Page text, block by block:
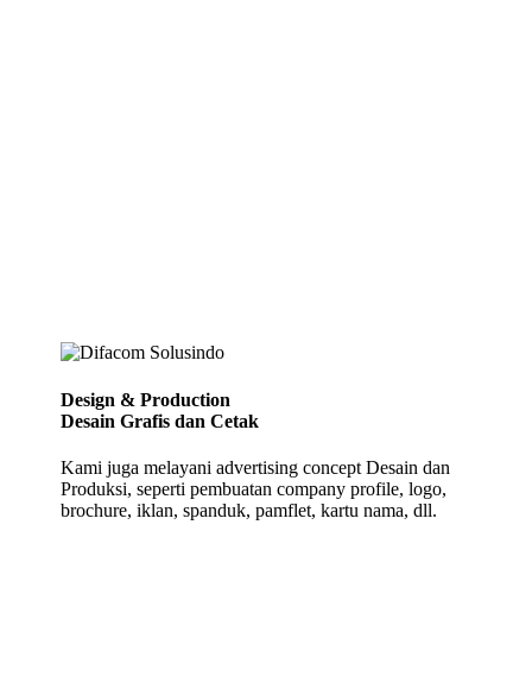
Design & Production
Desain Grafis dan Cetak
Kami juga melayani advertising concept Desain dan
Produksi, seperti pembuatan company profile, logo,
brochure, iklan, spanduk, pamflet, kartu nama, dll.